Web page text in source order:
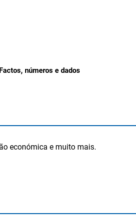
Factos, números e dados
económica e muito mais.